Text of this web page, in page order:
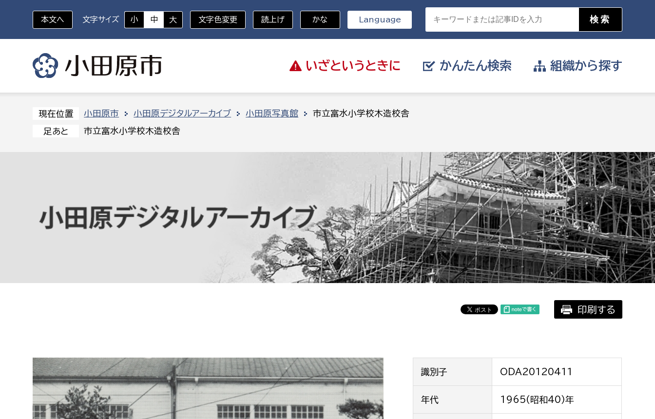
いざと いうときに
いざというときに
防災・ハザードマップ 避難場所 消防
かんたん検索
対象者を選択
高校生・大学生など
妊産婦
傷病者
事業者
分野を選択
防災・安全
福祉・健康
環境・エネルギー
文化・生涯学習
市民活動・地域づくり
届け出や申請をしたい
証明書がほしい
相談をしたい
支払いをしたい
働きたい
遊びたい
イベント・講座などに参加したい
まちづくりに関わりたい
組織から探す
組織から探す
部に属さない室
デジタル推進課
財産管理課
契約検査課
市税総務課
市民税課
資産税課
事業課
戸籍住民課
図書館
スポーツ課
小田原城総合管理事務所
環境政策課
本文へ 文字サイズ 小 中 大 文字色変更 読上げ かな Language
現在位置 小田原市 小田原デジタルアーカイブ 小田原写真館 市立富水小学校木造校舎
足あと 市立富水小学校木造校舎
印刷する
識別子 ODA20120411
年代 1965(昭和40)年